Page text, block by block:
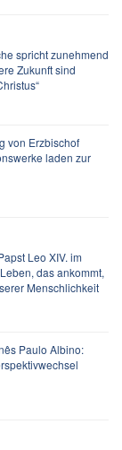
spricht zunehmend
Zukunft sind
von Erzbischof
laden zur
Leo XIV. im
das ankommt,
Menschlichkeit
Paulo Albino: